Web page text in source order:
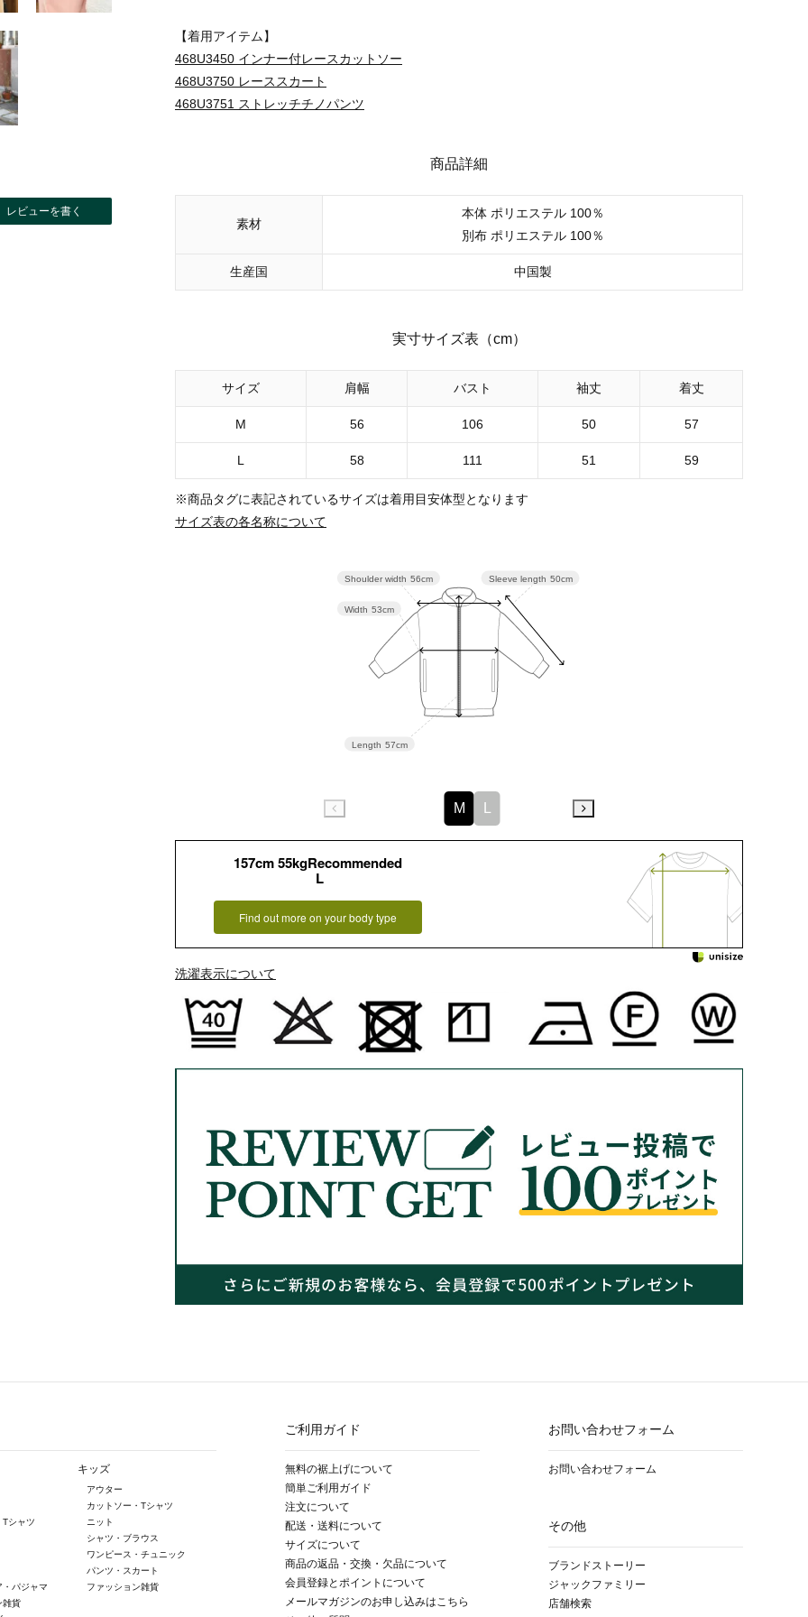
レビューを書く
【着用アイテム】
468U3450 インナー付レースカットソー
468U3750 レーススカート
468U3751 ストレッチチノパンツ
商品詳細
素材
本体 ポリエステル 100％
別布 ポリエステル 100％
生産国 中国製
実寸サイズ表（cm）
サイズ 肩幅 バスト 袖丈 着丈
M 56 106 50 57
L 58 111 51 59
※商品タグに表記されているサイズは着用目安体型となります
サイズ表の各名称について
Sleeve length 50cm
Length 57cm
Width 53cm
Shoulder width 56cm
M
157cm 55kgRecommended
L
Find out more on your body type
洗濯表示について
Tシャツ
パジャマ
雑貨
キッズ
アウター
カットソー・Tシャツ
ニット
シャツ・ブラウス
ワンピース・チュニック
パンツ・スカート
ファッション雑貨
ご利用ガイド
無料の裾上げについて
簡単ご利用ガイド
注文について
配送・送料について
サイズについて
商品の返品・交換・欠品について
会員登録とポイントについて
メールマガジンのお申し込みはこちら
お問い合わせフォーム
お問い合わせフォーム
その他
ブランドストーリー
ジャックファミリー
店舗検索